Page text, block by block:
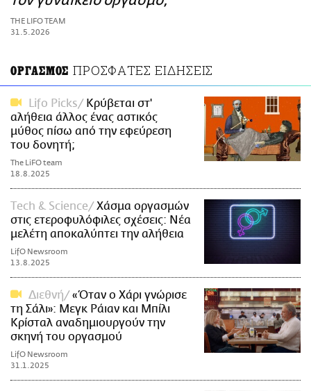
ΑΜΠΑ
PRINT
THE LIFO TEAM
31.5.2026
ΟΡΓΑΣΜΟΣ ΠΡΟΣΦΑΤΕΣ ΕΙΔΗΣΕΙΣ
Lifo Picks
Κρύβεται στ'
αλήθεια άλλος ένας αστικός
μύθος πίσω από την εφεύρεση
του δονητή;
The LiFO team
18.8.2025
Τech & Science
Χάσμα οργασμών
στις ετεροφυλόφιλες σχέσεις: Νέα
μελέτη αποκαλύπτει την αλήθεια
LifO Newsroom
13.8.2025
Διεθνή
«Όταν ο Χάρι γνώρισε
τη Σάλι»: Μεγκ Ράιαν και Μπίλι
Κρίσταλ αναδημιουργούν την
σκηνή του οργασμού
LifO Newsroom
31.1.2025